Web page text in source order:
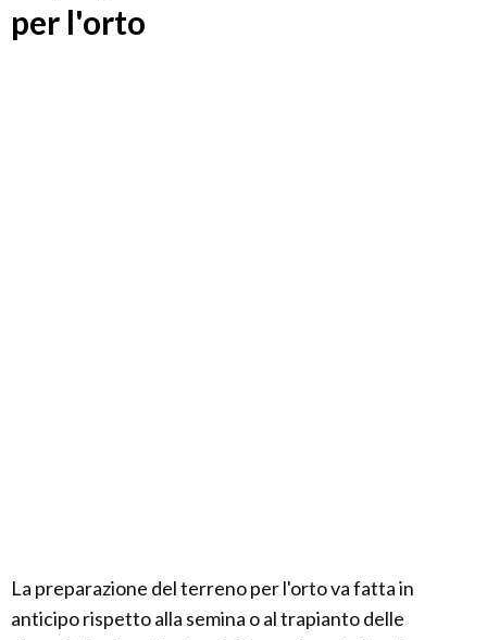
per l'orto
La preparazione del terreno per l'orto va fatta in
anticipo rispetto alla semina o al trapianto delle